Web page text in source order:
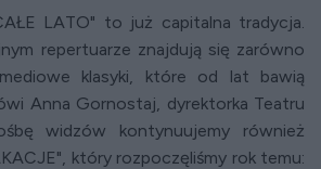
ŁE LATO" to już capitalna tradycja.
repertuarze znajdują się zarówno
klasyki, które od lat bawią
wi Anna Gornostaj, dyrektorka Teatru
widzów kontynuujemy również
który rozpoczęliśmy rok temu: